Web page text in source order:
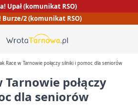
Upał (komunikat RSO)
Burze/2 (komunikat RSO)
Race w Tarnowie połączy silniki i pomoc dla seniorów
Tarnowie połączy
dla seniorów